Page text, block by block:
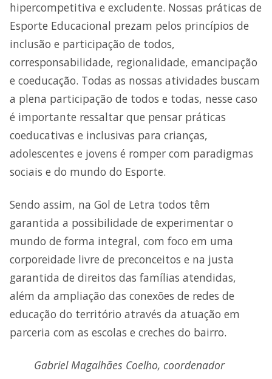
hipercompetitiva e excludente. Nossas práticas de
Esporte Educacional prezam pelos princípios de
inclusão e participação de todos,
corresponsabilidade, regionalidade, emancipação
e coeducação. Todas as nossas atividades buscam
a plena participação de todos e todas, nesse caso
é importante ressaltar que pensar práticas
coeducativas e inclusivas para crianças,
adolescentes e jovens é romper com paradigmas
sociais e do mundo do Esporte.
Sendo assim, na Gol de Letra todos têm
garantida a possibilidade de experimentar o
mundo de forma integral, com foco em uma
corporeidade livre de preconceitos e na justa
garantida de direitos das famílias atendidas,
além da ampliação das conexões de redes de
educação do território através da atuação em
parceria com as escolas e creches do bairro.
Gabriel Magalhães Coelho, coordenador